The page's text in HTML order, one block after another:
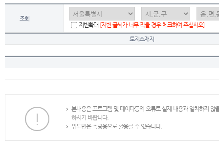
조회
지번확대 [지번 글씨가 너무 작을 경우 체크하여 주십시오]
토지소재지
본내용은 프로그램 및 데이타등의 오류로 실제 내용과 일치하지
하시기 바랍니다.
위도면은 측량용으로 활용할 수 없습니다.